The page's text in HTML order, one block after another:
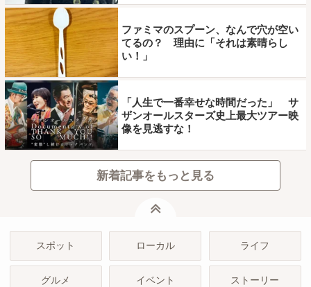
ファミマのスプーン、なんで穴が空い
てるの？ 理由に「それは素晴らし
い！」
「人生で一番幸せな時間だった」 サ
ザンオールスターズ史上最大ツアー映
像を見逃すな！
新着記事をもっと見る
スポット ローカル ライフ
グルメ イベント ストーリー